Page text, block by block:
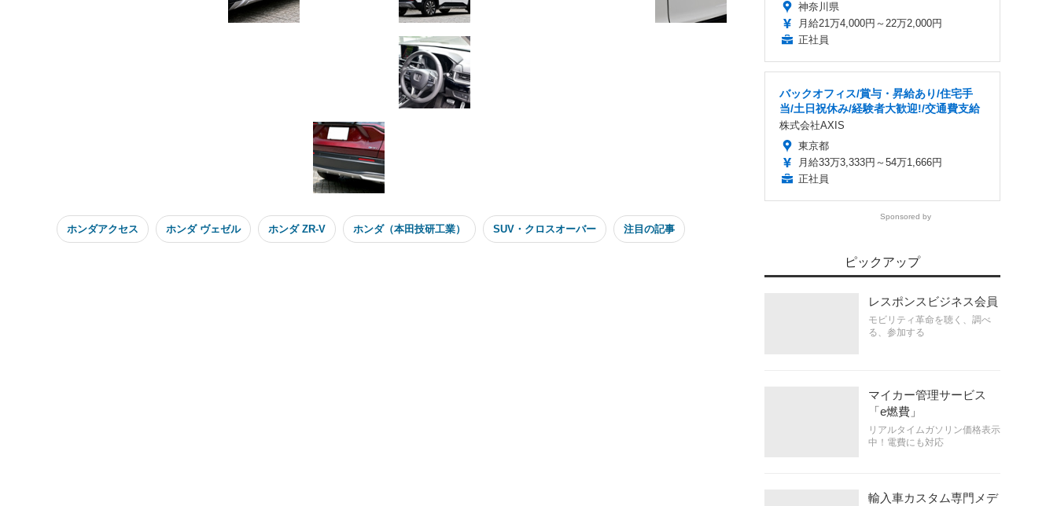
ホンダアクセス ホンダ ヴェゼル ホンダ ZR-V ホンダ（本田技研工業） SUV・クロスオーバー 注目の記事
神奈川県
月給21万4,000円～22万2,000円
正社員
バックオフィス/賞与・昇給あり/住宅手
当/土日祝休み/経験者大歓迎!/交通費支給
株式会社AXIS
東京都
月給33万3,333円～54万1,666円
正社員
Sponsored by
ピックアップ
レスポンスビジネス会員
モビリティ革命を聴く、調べ
る、参加する
マイカー管理サービス
「e燃費」
リアルタイムガソリン価格表示
中！電費にも対応
輸入車カスタム専門メデ